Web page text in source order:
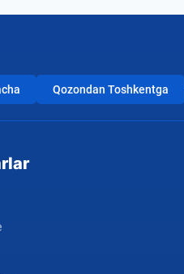
Qozondan Toshkentga